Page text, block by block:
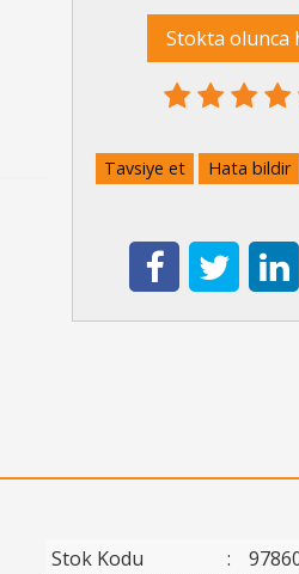
Stokta olunca
Tavsiye et Hata bildir
Stok Kodu :